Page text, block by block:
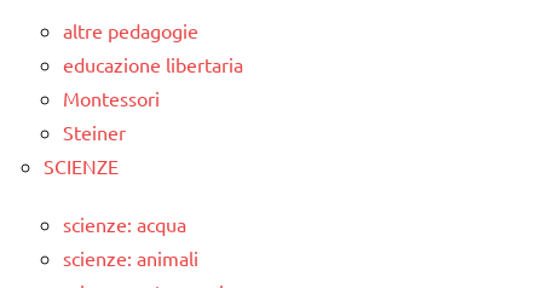
altre pedagogie
educazione libertaria
Montessori
Steiner
SCIENZE
scienze: acqua
scienze: animali